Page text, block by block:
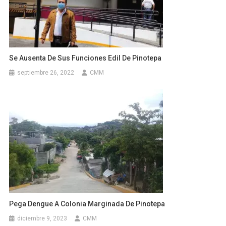
Se Ausenta De Sus Funciones Edil De Pinotepa
septiembre 26, 2022 CMM
Pega Dengue A Colonia Marginada De Pinotepa
diciembre 9, 2023 CMM